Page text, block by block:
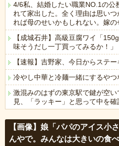
4/6私、結婚したい職業NO.1の公
れて家出した。全く理由は思い
れば母のせいかもしれない。嫁
【成城石井】高級豆腐ワイ「
味そうだし一丁買ってみるか！」
【速報】吉野家、今日からステ
冷やし中華と冷麺一緒にするやつ
激混みのはずの東京駅で鍵が空
見、「ラッキー」と思って中を
【画像】娘「パパのアイス小
んやで。みんなは大きいの食べ